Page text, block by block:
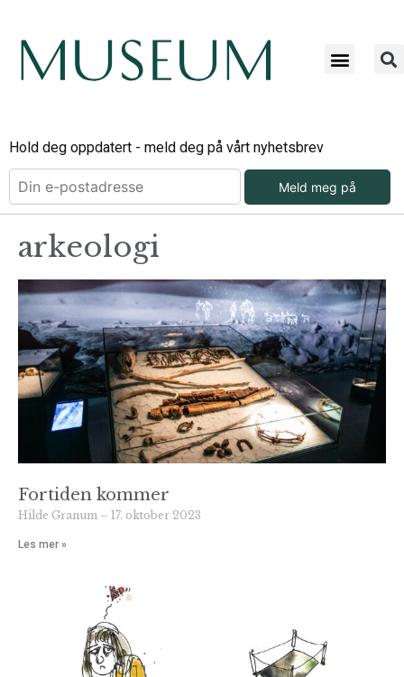
Hold deg oppdatert - meld deg på vårt nyhetsbrev
Meld meg på
arkeologi
Fortiden kommer
Hilde Granum 17. oktober 2023
Les mer »